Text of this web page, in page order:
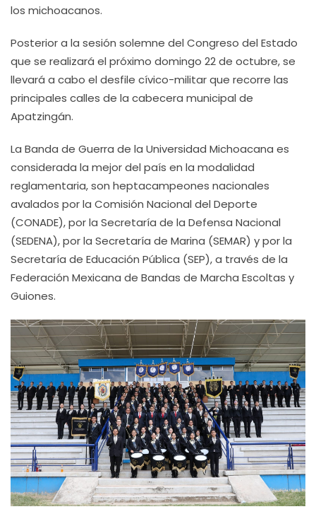
los michoacanos.
Posterior a la sesión solemne del Congreso del Estado
que se realizará el próximo domingo 22 de octubre, se
llevará a cabo el desfile cívico-militar que recorre las
principales calles de la cabecera municipal de
Apatzingán.
La Banda de Guerra de la Universidad Michoacana es
considerada la mejor del país en la modalidad
reglamentaria, son heptacampeones nacionales
avalados por la Comisión Nacional del Deporte
(CONADE), por la Secretaría de la Defensa Nacional
(SEDENA), por la Secretaría de Marina (SEMAR) y por la
Secretaría de Educación Pública (SEP), a través de la
Federación Mexicana de Bandas de Marcha Escoltas y
Guiones.